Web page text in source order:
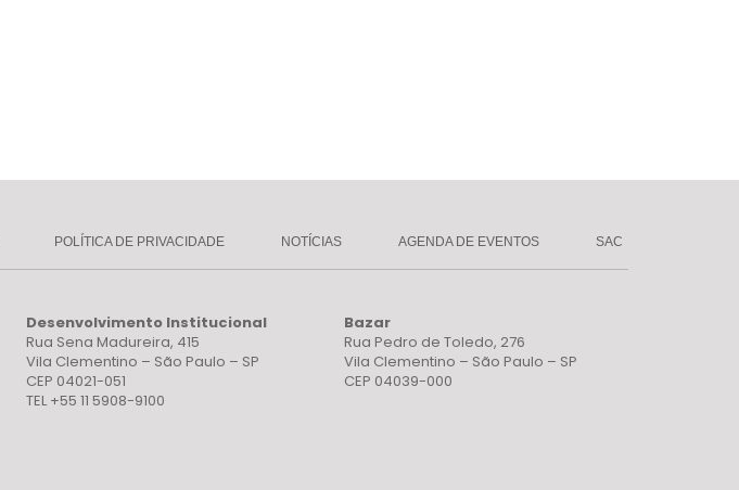
POLÍTICA DE PRIVACIDADE NOTÍCIAS AGENDA DE EVENTOS SAC
Desenvolvimento Institucional
Rua Sena Madureira, 415
Vila Clementino – São Paulo – SP
CEP 04021-051
TEL +55 11 5908-9100
Bazar
Rua Pedro de Toledo, 276
Vila Clementino – São Paulo – SP
CEP 04039-000